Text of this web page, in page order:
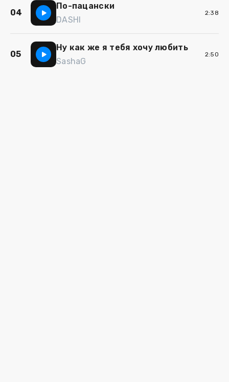
04
По-пацански
DASHI
2:38
05
Ну как же я тебя хочу любить
SashaG
2:50